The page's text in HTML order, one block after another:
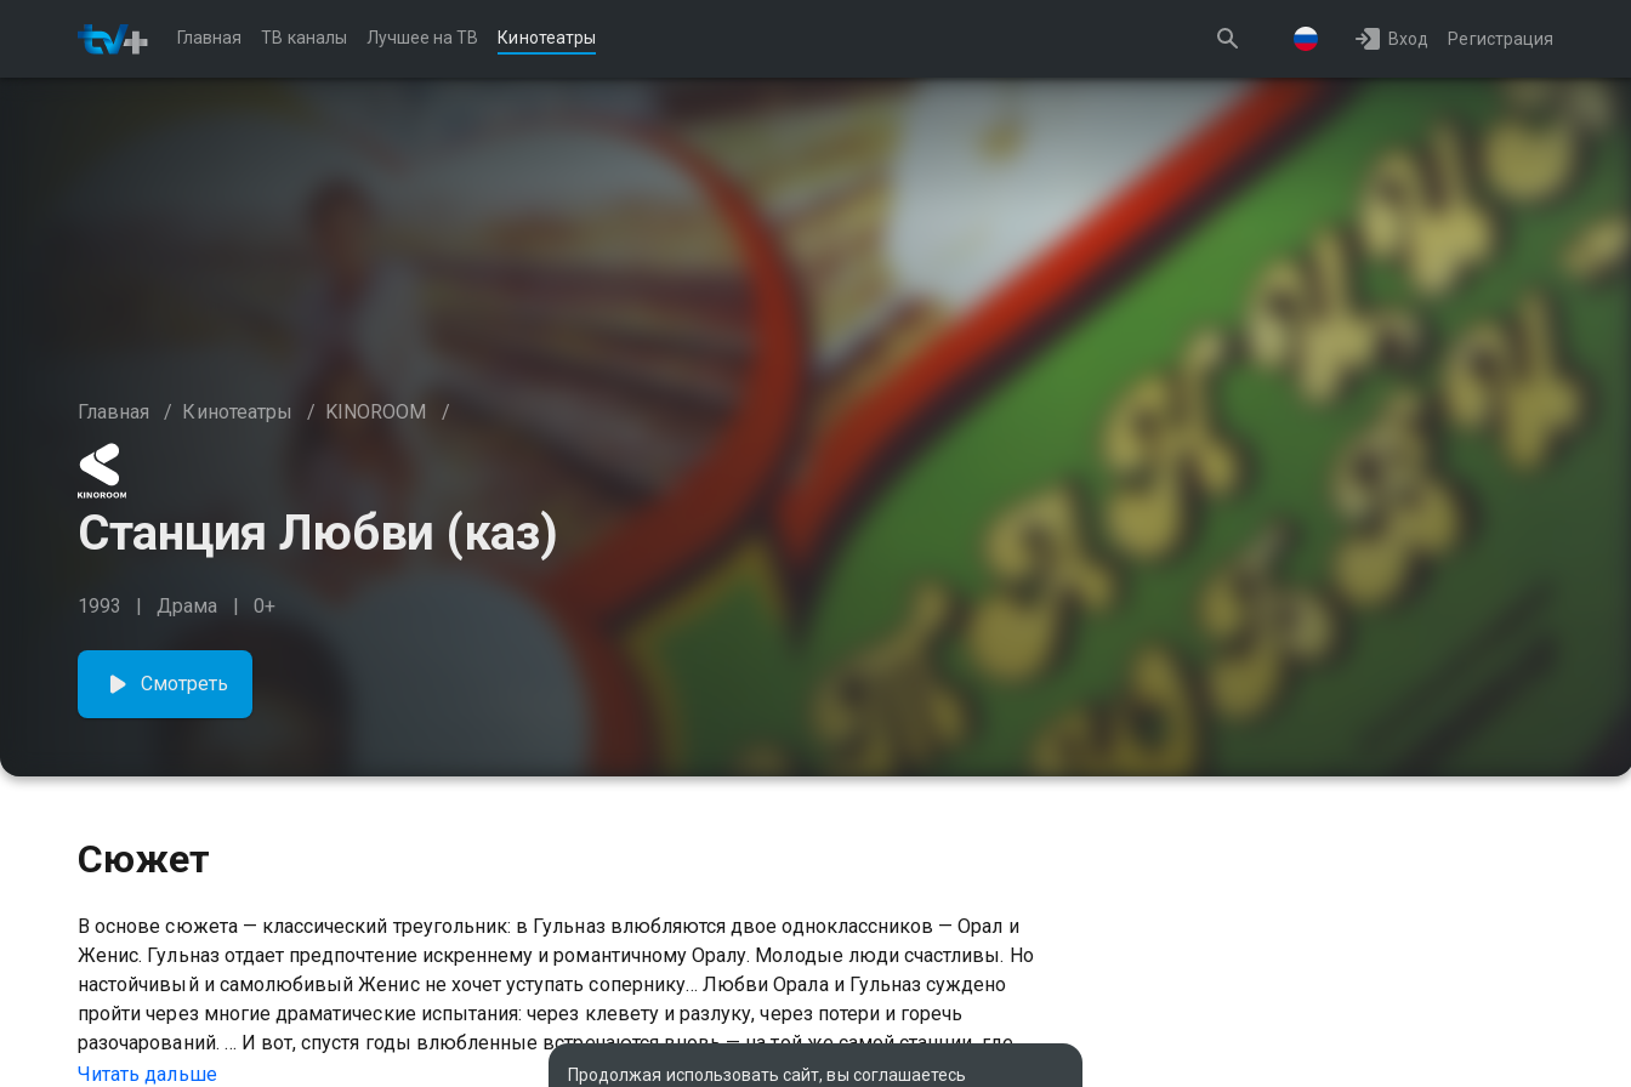
Главная ТВ каналы Лучшее на ТВ Кинотеатры Вход Регистрация
Главная / Кинотеатры / KINOROOM /
Станция Любви (каз)
1993 Драма 0+
Смотреть
Сюжет
В основе сюжета — классический треугольник: в Гульназ влюбляются двое одноклассников — Орал и
Женис. Гульназ отдает предпочтение искреннему и романтичному Оралу. Молодые люди счастливы. Но
настойчивый и самолюбивый Женис не хочет уступать сопернику… Любви Орала и Гульназ суждено
пройти через многие драматические испытания: через клевету и разлуку, через потери и горечь
разочарований. … И вот, спустя годы влюбленные встречаются вновь — на той же самой станции, где
произошла их первая встреча… Они во многом изменились, но чувства друг к другу остались прежними.
Читать дальше Продолжая использовать сайт, вы соглашаетесь